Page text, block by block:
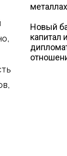
металлах
Новый
капитал